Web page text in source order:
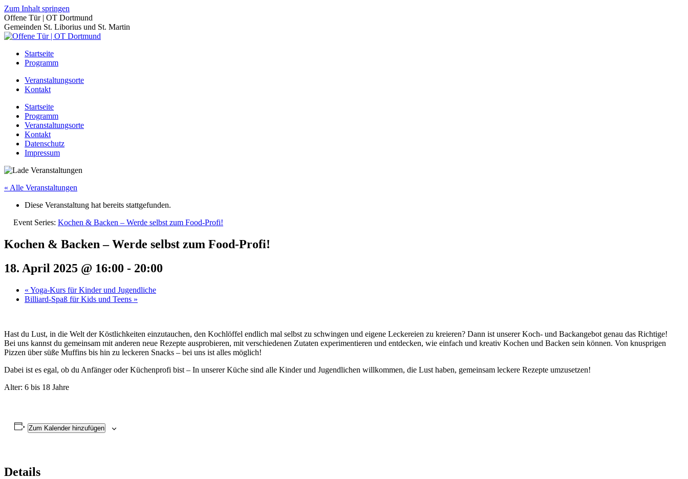
Zum Inhalt springen
Offene Tür | OT Dortmund
Gemeinden St. Liborius und St. Martin
Startseite
Programm
Veranstaltungsorte
Kontakt
Startseite
Programm
Veranstaltungsorte
Kontakt
Datenschutz
Impressum
« Alle Veranstaltungen
Diese Veranstaltung hat bereits stattgefunden.
Event Series: Kochen & Backen – Werde selbst zum Food-Profi!
Kochen & Backen – Werde selbst zum Food-Profi!
18. April 2025 @ 16:00 - 20:00
« Yoga-Kurs für Kinder und Jugendliche
Billiard-Spaß für Kids und Teens »
Hast du Lust, in die Welt der Köstlichkeiten einzutauchen, den Kochlöffel endlich mal selbst zu schwingen und eigene Leckereien zu kreieren? Dann ist unserer Koch- und Backangebot genau das Richtige!
Bei uns kannst du gemeinsam mit anderen neue Rezepte ausprobieren, mit verschiedenen Zutaten experimentieren und entdecken, wie einfach und kreativ Kochen und Backen sein können. Von knusprigen
Pizzen über süße Muffins bis hin zu leckeren Snacks – bei uns ist alles möglich!
Dabei ist es egal, ob du Anfänger oder Küchenprofi bist – In unserer Küche sind alle Kinder und Jugendlichen willkommen, die Lust haben, gemeinsam leckere Rezepte umzusetzen!
Alter: 6 bis 18 Jahre
Zum Kalender hinzufügen
Details